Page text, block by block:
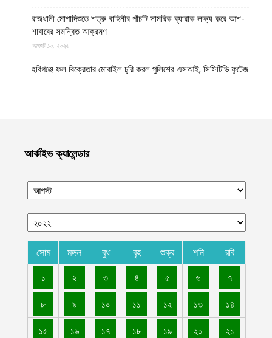
রাজধানী মোগাদিশুতে শত্রু বাহিনীর পাঁচটি সামরিক ব্যারাক লক্ষ্য করে আশ-
শাবাবের সমন্বিত আক্রমণ
আগস্ট ১০, ২০২৬
হবিগঞ্জে ফল বিক্রেতার মোবাইল চুরি করল পুলিশের এসআই, সিসিটিভি ফুটেজ
আগস্ট ১০, ২০২৬
ইসরায়েল
আগস্ট ১০, ২০২৬
রংপুরের পীরগাছায় দিনমজুরের বাড়িতে হামলা চালিয়ে লুট করা গরু দিয়ে
আওয়ামী লীগ নেতাদের ভূরিভোজ
করতে কাবুলে হাসপাতাল পরিদর্শন কার্যক্রম শুরু করেছে ইমারাতে ইসলামিয়া
আর্কাইভ ক্যালেন্ডার
সোম মঙ্গল বুধ বৃহ শুক্র শনি রবি
১ ২ ৩ ৪ ৫ ৬ ৭
৮ ৯ ১০ ১১ ১২ ১৩ ১৪
১৫ ১৬ ১৭ ১৮ ১৯ ২০ ২১